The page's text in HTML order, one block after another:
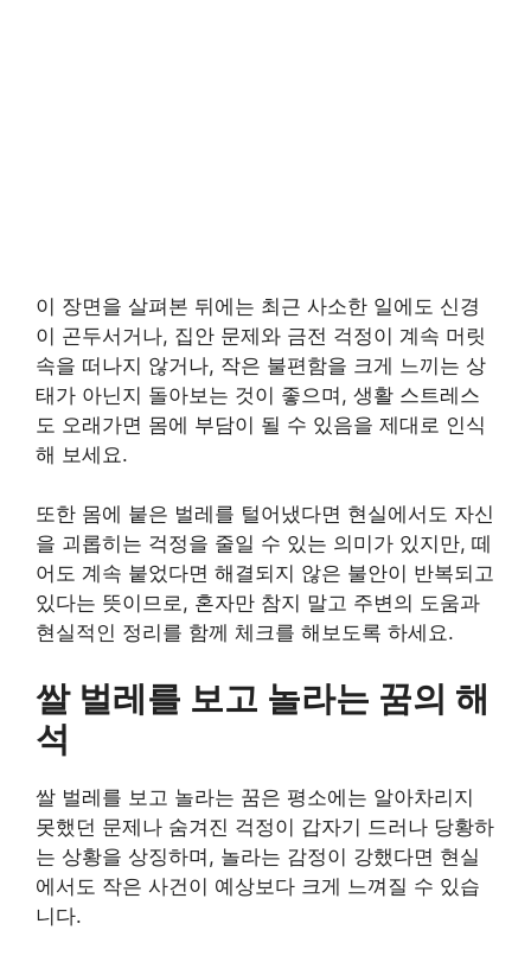
이 장면을 살펴본 뒤에는 최근 사소한 일에도 신경
이 곤두서거나, 집안 문제와 금전 걱정이 계속 머릿
속을 떠나지 않거나, 작은 불편함을 크게 느끼는 상
태가 아닌지 돌아보는 것이 좋으며, 생활 스트레스
도 오래가면 몸에 부담이 될 수 있음을 제대로 인식
해 보세요.
또한 몸에 붙은 벌레를 털어냈다면 현실에서도 자신
을 괴롭히는 걱정을 줄일 수 있는 의미가 있지만, 떼
어도 계속 붙었다면 해결되지 않은 불안이 반복되고
있다는 뜻이므로, 혼자만 참지 말고 주변의 도움과
현실적인 정리를 함께 체크를 해보도록 하세요.
쌀 벌레를 보고 놀라는 꿈의 해
석
쌀 벌레를 보고 놀라는 꿈은 평소에는 알아차리지
못했던 문제나 숨겨진 걱정이 갑자기 드러나 당황하
는 상황을 상징하며, 놀라는 감정이 강했다면 현실
에서도 작은 사건이 예상보다 크게 느껴질 수 있습
니다.